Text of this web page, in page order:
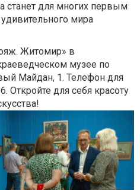
станет для многих первым
мира
Житомир» в
музее по
Майдан, 1. Телефон для
Откройте для себя красоту